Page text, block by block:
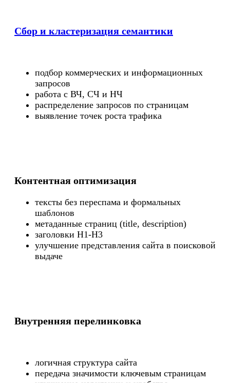
Сбор и кластеризация семантики
подбор коммерческих и информационных
запросов
работа с ВЧ, СЧ и НЧ
распределение запросов по страницам
выявление точек роста трафика
Контентная оптимизация
тексты без переспама и формальных
шаблонов
метаданные страниц (title, description)
заголовки H1-H3
улучшение представления сайта в поисковой
выдаче
Внутренняя перелинковка
логичная структура сайта
передача значимости ключевым страницам